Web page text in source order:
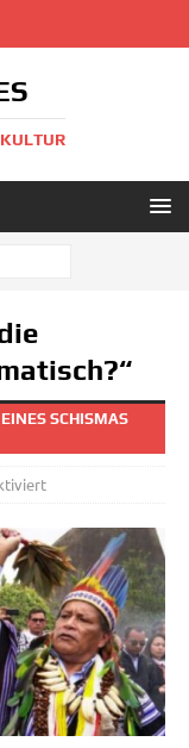
SCHISMAS